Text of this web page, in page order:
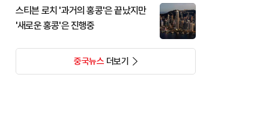
스티븐 로치 '과거의 홍콩'은 끝났지만
'새로운 홍콩'은 진행중
중국뉴스더보기